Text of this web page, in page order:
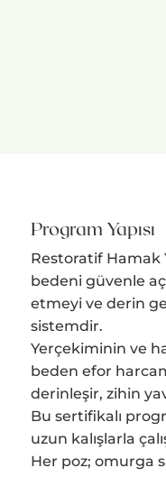
Program Yapısı
Restoratif Hamak
bedeni güvenle
etmeyi ve derin
sistemdir.
Yerçekiminin ve
beden efor
derinleşir, zihin
Bu sertifikalı
uzun kalışlarla
Her poz; omurga